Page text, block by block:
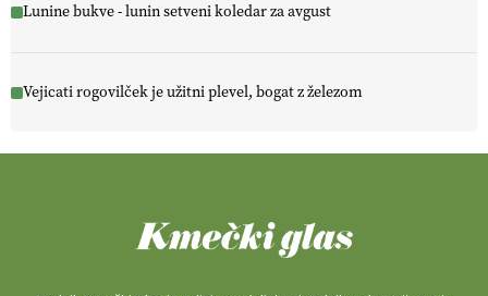
Lunine bukve - lunin setveni koledar za avgust
Vejicati rogovilček je užitni plevel, bogat z železom